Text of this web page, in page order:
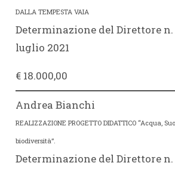
DALLA TEMPESTA VAIA
Determinazione del Direttore n.
luglio 2021
€ 18.000,00
Andrea Bianchi
REALIZZAZIONE PROGETTO DIDATTICO “Acqua,
biodiversità”.
Determinazione del Direttore n.